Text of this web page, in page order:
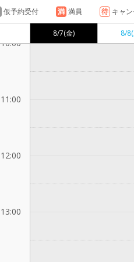
仮予約受付 満 満員 待 キャ
8/7(金) 8/8
10:00
11:00
12:00
13:00